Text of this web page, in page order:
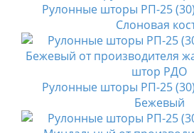
Рулонные шторы РП-25
Слоновая
Рулонные шторы РП-25
Бежевый